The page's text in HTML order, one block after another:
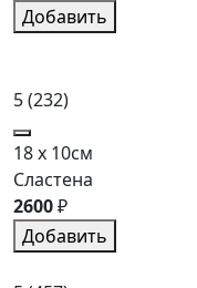
Добавить
5(232)
18 x 10см
Сластена
2600₽
Добавить